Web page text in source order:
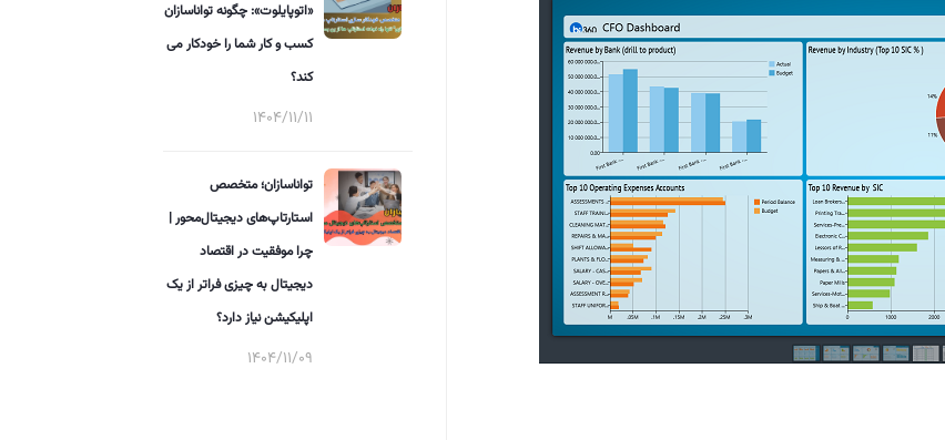
«اتوپایلوت»: چگونه تواناسازان
کسب و کار شما را خودکار می
کند؟
1404/11/11
تواناسازان؛ متخصص
استارتاپ‌های دیجیتال‌محور |
چرا موفقیت در اقتصاد
دیجیتال به چیزی فراتر از یک
اپلیکیشن نیاز دارد؟
1404/11/09